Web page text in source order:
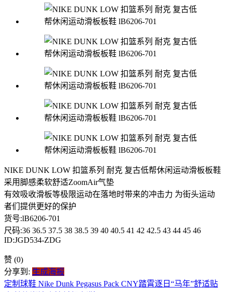
NIKE DUNK LOW 扣篮系列 耐克 复古低帮休闲运动滑板板鞋
采用脚感柔软舒适ZoomAir气垫
有效吸收滑板等极限运动在落地时带来的冲击力 为街头运动
者们提供更好的保护
货号:lB6206-701
尺码:36 36.5 37.5 38 38.5 39 40 40.5 41 42 42.5 43 44 45 46
ID:JGD534-ZDG
赞 (0)
分享到: 生成海报
定制球鞋 Nike Dunk Pegasus Pack CNY踏霄逐日“马年”舒适贴